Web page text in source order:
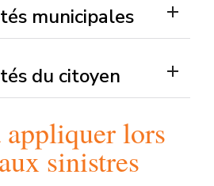
municipales
du citoyen
appliquer lors
sinistres